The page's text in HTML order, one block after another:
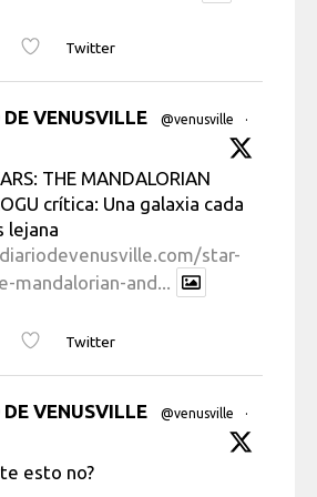
Twitter
VENUSVILLE @venusville
·
THE MANDALORIAN
crítica: Una galaxia cada
lejana
star-
mandalorian-and...
Twitter
VENUSVILLE @venusville
·
esto no?